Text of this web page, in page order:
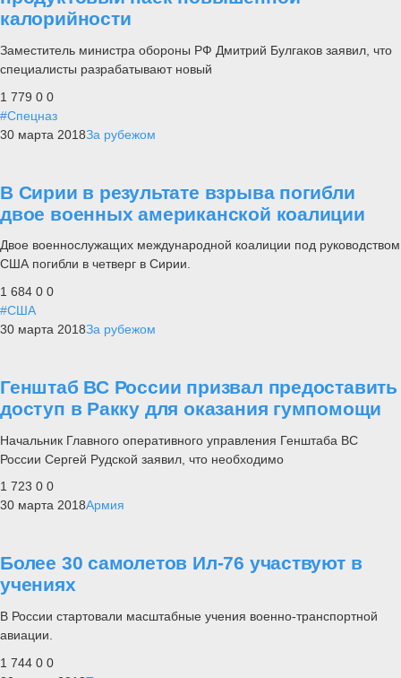
калорийности
Заместитель министра обороны РФ Дмитрий Булгаков заявил, что
специалисты разрабатывают новый
1 779 0 0
#Спецназ
30 марта 2018За рубежом
В Сирии в результате взрыва погибли
двое военных американской коалиции
Двое военнослужащих международной коалиции под руководством
США погибли в четверг в Сирии.
1 684 0 0
#США
30 марта 2018За рубежом
Генштаб ВС России призвал предоставить
доступ в Ракку для оказания гумпомощи
Начальник Главного оперативного управления Генштаба ВС
России Сергей Рудской заявил, что необходимо
1 723 0 0
30 марта 2018Армия
Более 30 самолетов Ил-76 участвуют в
учениях
В России стартовали масштабные учения военно-транспортной
авиации.
1 744 0 0